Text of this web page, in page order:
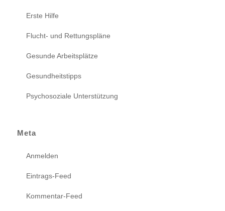
Erste Hilfe
Flucht- und Rettungspläne
Gesunde Arbeitsplätze
Gesundheitstipps
Psychosoziale Unterstützung
Meta
Anmelden
Eintrags-Feed
Kommentar-Feed